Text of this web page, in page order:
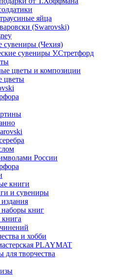
яйца
(Swarovski)
сувениры (Чехия)
сувениры У.Стретфорд
цветы и композиции
цветы
России
книги
и сувениры
книг
книга
и хобби
PLAYMAT
для творчества